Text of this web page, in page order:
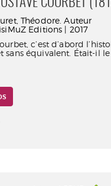
COURBET
Théodore. Auteur
Editions | 2017
c’est d’abord
sans équivalent. Était-il le